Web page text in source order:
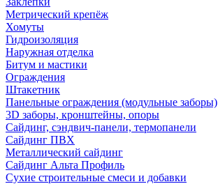
Метрический крепёж
Хомуты
Гидроизоляция
Наружная отделка
Битум и мастики
Ограждения
Штакетник
Панельные ограждения (модульные заборы)
3D заборы, кронштейны, опоры
Cайдинг, сэндвич-панели, термопанели
Сайдинг ПВХ
Металлический сайдинг
Сайдинг Альта Профиль
Сухие строительные смеси и добавки